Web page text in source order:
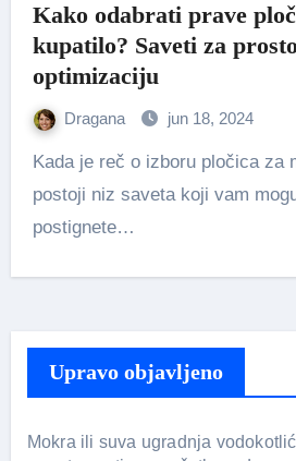
Kako odabrati prave
kupatilo? Saveti za
optimizaciju
Dragana jun 18, 2024
Kada je reč o izboru pločica za malo kupatilo,
postoji niz saveta koji vam
postignete…
Upravo objavljeno
Mokra ili suva ugradnja